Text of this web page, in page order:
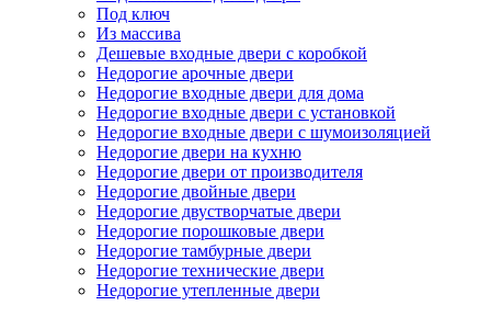
Под ключ
Из массива
Дешевые входные двери с коробкой
Недорогие арочные двери
Недорогие входные двери для дома
Недорогие входные двери с установкой
Недорогие входные двери с шумоизоляцией
Недорогие двери на кухню
Недорогие двери от производителя
Недорогие двойные двери
Недорогие двустворчатые двери
Недорогие порошковые двери
Недорогие тамбурные двери
Недорогие технические двери
Недорогие утепленные двери